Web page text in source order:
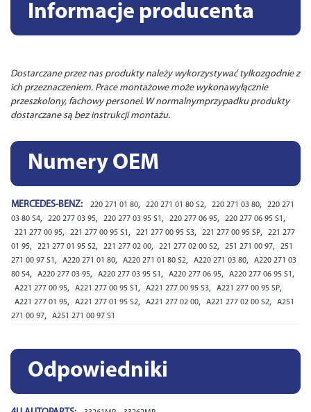
Informacje producenta
Dostarczane przez nas produkty należy wykorzystywać tylkozgodnie z
ich przeznaczeniem. Prace montażowe może wykonawyłącznie
przeszkolony, fachowy personel. W normalnymprzypadku produkty
dostarczane są bez instrukcji montażu.
Numery OEM
MERCEDES-BENZ: 220 271 01 80, 220 271 01 80 S2, 220 271 03 80,
220 271
03 80 S4, 220 277 03 95, 220 277 03 95 S1 , 220 277 06 95, 220 277 06 95 S1 ,
221 277 00 95, 221 277 00 95 S1 , 221 277 00 95 S3, 221 277 00 95 SP,
221 277
01 95, 221 277 01 95 S2, 221 277 02 00, 221 277 02 00 S2, 251 271 00 97,
251
271 00 97 S1 , A220 271 01 80, A220 271 01 80 S2, A220 271 03 80,
A220 271 03
80 S4, A220 277 03 95, A220 277 03 95 S1 , A220 277 06 95, A220 277 06 95 S1 ,
A221 277 00 95, A221 277 00 95 S1 , A221 277 00 95 S3, A221 277 00 95 SP,
A221 277 01 95, A221 277 01 95 S2, A221 277 02 00, A221 277 02 00 S2,
A251
271 00 97, A251 271 00 97 S1
Odpowiedniki